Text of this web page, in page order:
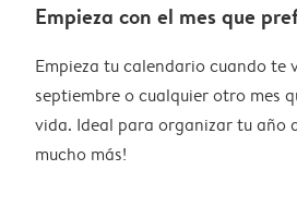
Empieza con el mes que
Empieza tu calendario cuando te
septiembre o cualquier otro mes
vida. Ideal para organizar tu año
mucho más!